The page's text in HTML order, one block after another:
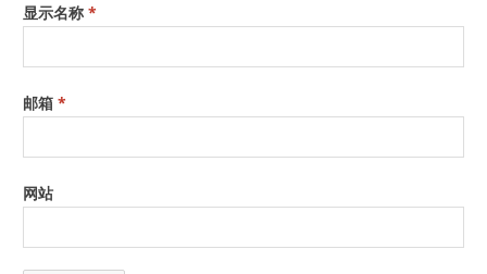
显示名称*
邮箱*
网站